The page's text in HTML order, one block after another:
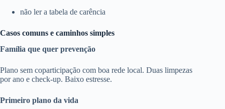
não ler a tabela de carência
Casos comuns e caminhos simples
Família que quer prevenção
Plano sem coparticipação com boa rede local. Duas limpezas
por ano e check-up. Baixo estresse.
Primeiro plano da vida